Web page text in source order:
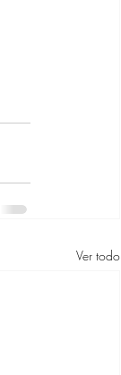
Ver todo